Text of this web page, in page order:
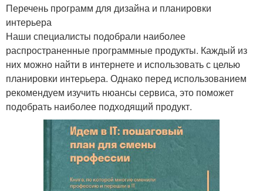
Перечень программ для дизайна и планировки
интерьера
Наши специалисты подобрали наиболее
распространенные программные продукты. Каждый из
них можно найти в интернете и использовать с целью
планировки интерьера. Однако перед использованием
рекомендуем изучить нюансы сервиса, это поможет
подобрать наиболее подходящий продукт.